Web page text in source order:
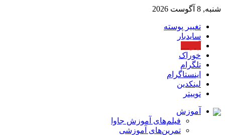
شنبه, 8 آگوست 2026
تغییر پوسته
سایدبار
خوراک
تلگرام
اینستاگرام
لینکدین
توییتر
آموزش
فیلم‌های آموزش جاوا
تمرین‌های آموزشی